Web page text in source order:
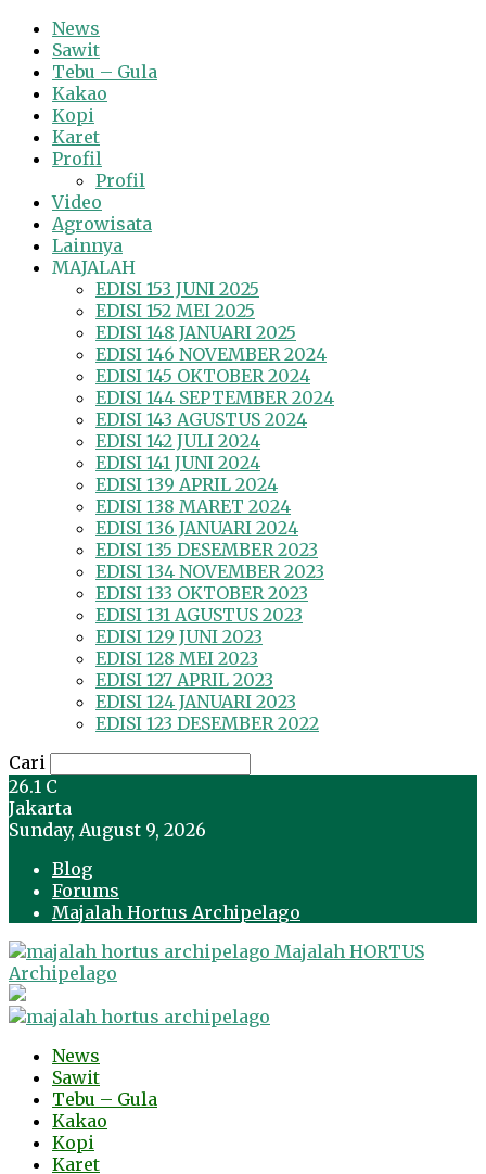
News
Sawit
Tebu – Gula
Kakao
Kopi
Karet
Profil
Profil
Video
Agrowisata
Lainnya
MAJALAH
EDISI 153 JUNI 2025
EDISI 152 MEI 2025
EDISI 148 JANUARI 2025
EDISI 146 NOVEMBER 2024
EDISI 145 OKTOBER 2024
EDISI 144 SEPTEMBER 2024
EDISI 143 AGUSTUS 2024
EDISI 142 JULI 2024
EDISI 141 JUNI 2024
EDISI 139 APRIL 2024
EDISI 138 MARET 2024
EDISI 136 JANUARI 2024
EDISI 135 DESEMBER 2023
EDISI 134 NOVEMBER 2023
EDISI 133 OKTOBER 2023
EDISI 131 AGUSTUS 2023
EDISI 129 JUNI 2023
EDISI 128 MEI 2023
EDISI 127 APRIL 2023
EDISI 124 JANUARI 2023
EDISI 123 DESEMBER 2022
Cari
26.1 C
Jakarta
Sunday, August 9, 2026
Blog
Forums
Majalah Hortus Archipelago
Majalah HORTUS
Archipelago
News
Sawit
Tebu – Gula
Kakao
Kopi
Karet